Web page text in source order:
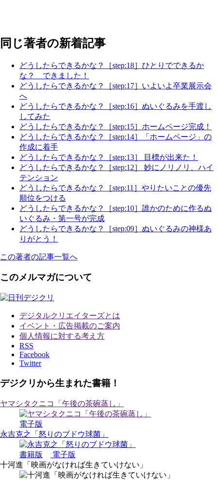
同じ著者の新着記事
どうしたらできるかな？［step:18］ひとりでできるか
な？ できました！
どうしたらできるかな？［step:17］いよいよ卒業展示会
へ
どうしたらできるかな？［step:16］ぬいぐるみを手渡し
してみた
どうしたらできるかな？［step:15］ホームページ完成！
どうしたらできるかな？［step:14］「ホームページ」の
作成に着手
どうしたらできるかな？［step:13］ 目標が出来た！
どうしたらできるかな？［step:12］ 妙にノリノリ、ハイ
テンション
どうしたらできるかな？［step:11］やりたいことの優先
順位をつける
どうしたらできるかな？［step:10］誰かのために作るぬ
いぐるみ・第一号が完成
どうしたらできるかな？［step:09］ぬいぐるみの神様あ
りがとう！
この著者の記事一覧へ
このメルマガについて
デジタルクリエイターズとは
イベント・広告掲載のご案内
個人情報に対する考え方
RSS
Facebook
Twitter
デジクリから生まれた書籍！
ヤマシタクニコ「午後の茶碗蒸し」
電子版
永吉克之「怒りのブドウ球菌」
書籍版
電子版
十河進「映画がなければ生きていけない」